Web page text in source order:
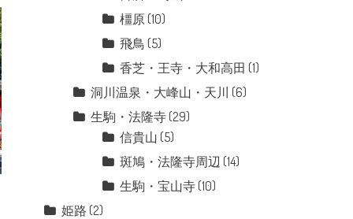
橿原 (10)
飛鳥 (5)
香芝・王寺・大和高田 (1)
洞川温泉・大峰山・天川 (6)
生駒・法隆寺 (29)
信貴山 (5)
斑鳩・法隆寺周辺 (14)
生駒・宝山寺 (10)
姫路 (2)